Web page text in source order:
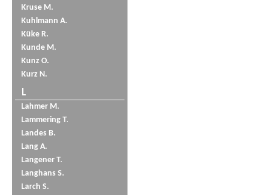
Kruse M.
Kuhlmann A.
Küke R.
Kunde M.
Kunz O.
Kurz N.
L
Lahmer M.
Lammering T.
Landes B.
Lang A.
Langener T.
Langhans S.
Larch S.